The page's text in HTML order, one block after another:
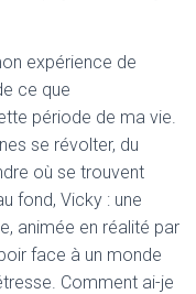
expérience de
ce que
période de ma vie.
se révolter, du
où se trouvent
fond, Vicky : une
animée en réalité par
face à un monde
Comment ai-je